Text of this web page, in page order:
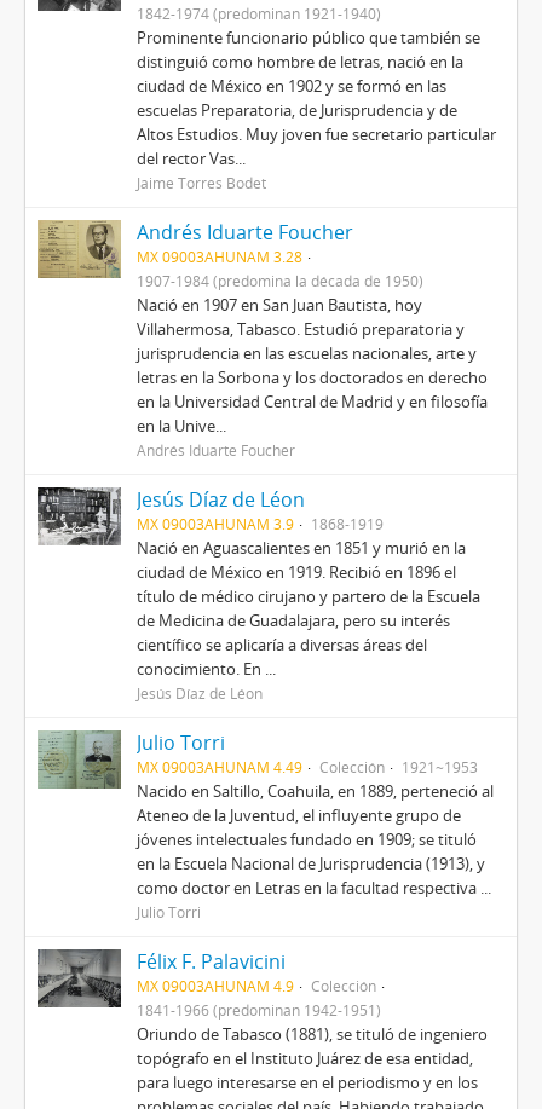
1842-1974 (predominan 1921-1940)
Prominente funcionario público que también se
distinguió como hombre de letras, nació en la
ciudad de México en 1902 y se formó en las
escuelas Preparatoria, de Jurisprudencia y de
Altos Estudios. Muy joven fue secretario particular
del rector Vas...
Jaime Torres Bodet
Andrés Iduarte Foucher
MX 09003AHUNAM 3.28
1907-1984 (predomina la década de 1950)
Nació en 1907 en San Juan Bautista, hoy
Villahermosa, Tabasco. Estudió preparatoria y
jurisprudencia en las escuelas nacionales, arte y
letras en la Sorbona y los doctorados en derecho
en la Universidad Central de Madrid y en filosofía
en la Unive...
Andrés Iduarte Foucher
Jesús Díaz de Léon
MX 09003AHUNAM 3.9 1868-1919
Nació en Aguascalientes en 1851 y murió en la
ciudad de México en 1919. Recibió en 1896 el
título de médico cirujano y partero de la Escuela
de Medicina de Guadalajara, pero su interés
científico se aplicaría a diversas áreas del
conocimiento. En ...
Jesús Díaz de Léon
Julio Torri
MX 09003AHUNAM 4.49 Colección 1921~1953
Nacido en Saltillo, Coahuila, en 1889, perteneció al
Ateneo de la Juventud, el influyente grupo de
jóvenes intelectuales fundado en 1909; se tituló
en la Escuela Nacional de Jurisprudencia (1913), y
como doctor en Letras en la facultad respectiva ...
Julio Torri
Félix F. Palavicini
MX 09003AHUNAM 4.9
Colección
1841-1966 (predominan 1942-1951)
Oriundo de Tabasco (1881), se tituló de ingeniero
topógrafo en el Instituto Juárez de esa entidad,
para luego interesarse en el periodismo y en los